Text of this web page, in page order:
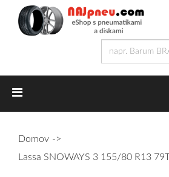
Letné pneumatiky
Domov
Lassa SNOWAYS 3 155/80 R13